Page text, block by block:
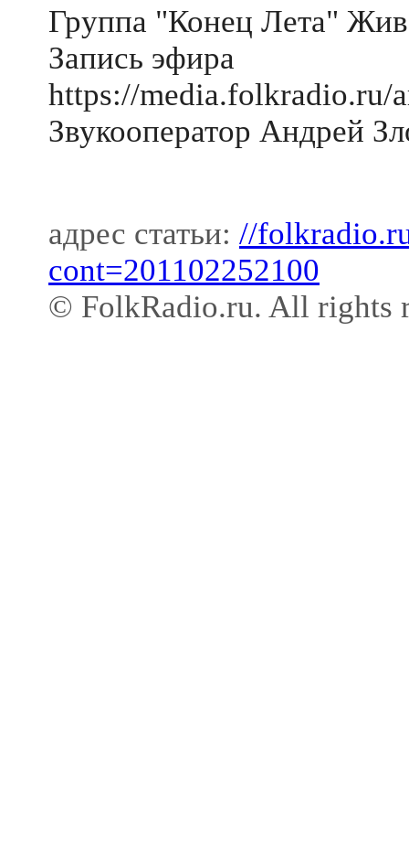
Группа "Конец Лета"
Запись эфира
https://media.folkradio.ru/
Звукооператор Андрей
адрес статьи: //
cont=201102252100
© FolkRadio.ru. All rights